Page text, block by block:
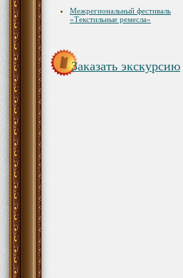
Межрегиональный фестиваль
«Текстильные ремесла»
Заказать экскурсию